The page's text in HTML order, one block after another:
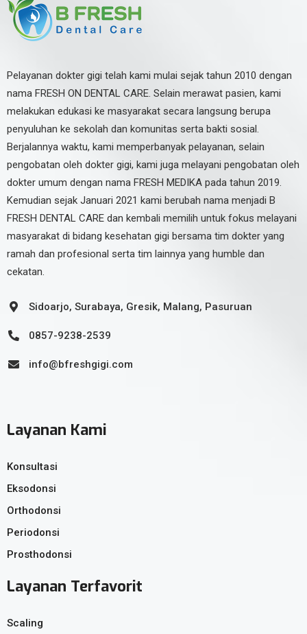
Pelayanan dokter gigi telah kami mulai sejak tahun 2010 dengan
nama FRESH ON DENTAL CARE. Selain merawat pasien, kami
melakukan edukasi ke masyarakat secara langsung berupa
penyuluhan ke sekolah dan komunitas serta bakti sosial.
Berjalannya waktu, kami memperbanyak pelayanan, selain
pengobatan oleh dokter gigi, kami juga melayani pengobatan oleh
dokter umum dengan nama FRESH MEDIKA pada tahun 2019.
Kemudian sejak Januari 2021 kami berubah nama menjadi B
FRESH DENTAL CARE dan kembali memilih untuk fokus melayani
masyarakat di bidang kesehatan gigi bersama tim dokter yang
ramah dan profesional serta tim lainnya yang humble dan
cekatan.
Sidoarjo, Surabaya, Gresik, Malang, Pasuruan
0857-9238-2539
info@bfreshgigi.com
Layanan Kami
Konsultasi
Eksodonsi
Orthodonsi
Periodonsi
Prosthodonsi
Layanan Terfavorit
Scaling